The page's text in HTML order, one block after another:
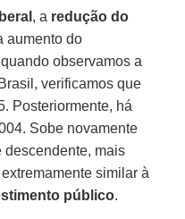
, a redução do
aumento do
observamos a
verificamos que
Posteriormente, há
Sobe novamente
descendente, mais
similar à
público.